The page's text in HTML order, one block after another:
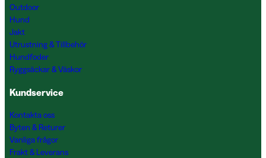
Outdoor
Hund
Jakt
Utrustning & Tillbehör
Hundfoder
Ryggsäckar & Väskor
Kundservice
Kontakta oss
Byten & Returer
Vanliga frågor
Frakt & Leverans